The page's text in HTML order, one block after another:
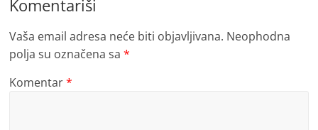
Komentariši
Vaša email adresa neće biti objavljivana. Neophodna
polja su označena sa*
Komentar*